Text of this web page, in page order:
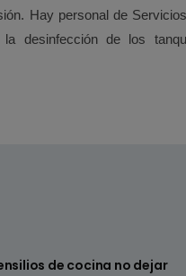
Hay personal de
la desinfección de los
de cocina no dejar